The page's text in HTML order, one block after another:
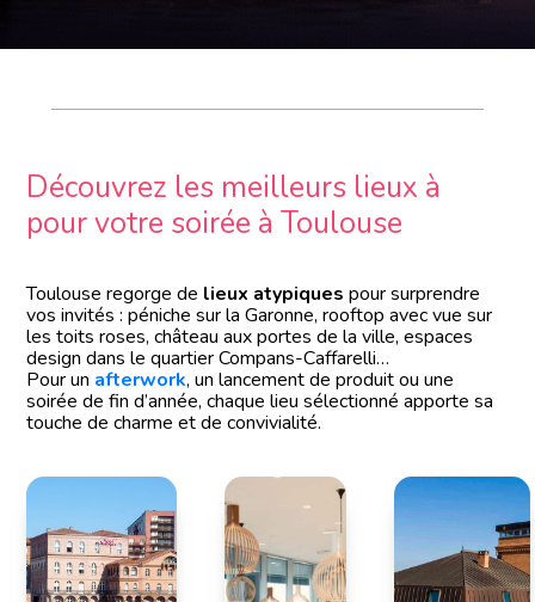
Découvrez les meilleurs lieux à
pour votre soirée à Toulouse
Toulouse regorge de lieux atypiques pour surprendre
vos invités : péniche sur la Garonne, rooftop avec vue sur
les toits roses, château aux portes de la ville, espaces
design dans le quartier Compans-Caffarelli…
Pour un afterwork, un lancement de produit ou une
soirée de fin d’année, chaque lieu sélectionné apporte sa
touche de charme et de convivialité.